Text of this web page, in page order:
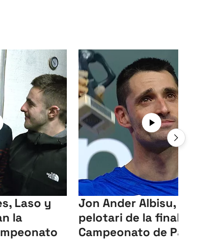
Laso y
la
Jon Ander Albisu, mejor
pelotari de la final del
Campeonato de Parejas